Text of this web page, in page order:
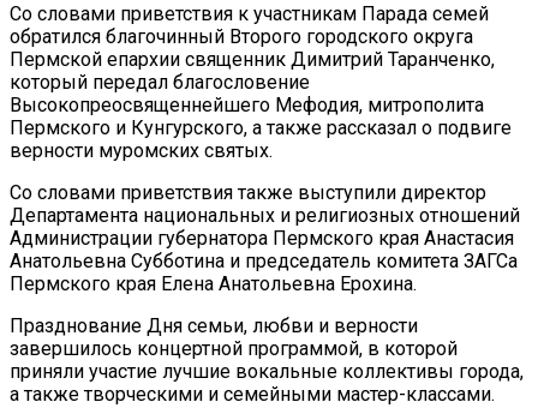
Со словами приветствия к участникам Парада семей
обратился благочинный Второго городского округа
Пермской епархии священник Димитрий Таранченко,
который передал благословение
Высокопреосвященнейшего Мефодия, митрополита
Пермского и Кунгурского, а также рассказал о подвиге
верности муромских святых.
Со словами приветствия также выступили директор
Департамента национальных и религиозных отношений
Администрации губернатора Пермского края Анастасия
Анатольевна Субботина и председатель комитета ЗАГСа
Пермского края Елена Анатольевна Ерохина.
Празднование Дня семьи, любви и верности
завершилось концертной программой, в которой
приняли участие лучшие вокальные коллективы города,
а также творческими и семейными мастер-классами.